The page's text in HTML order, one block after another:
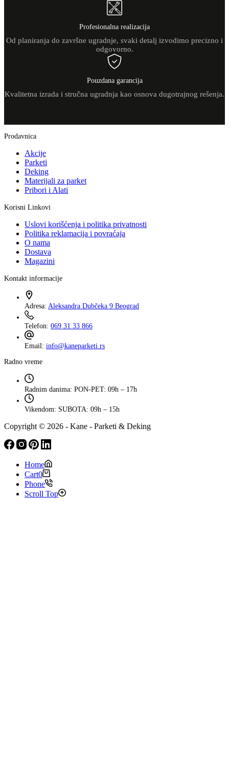
Profesionalna realizacija
Od planiranja do završne ugradnje, svaki detalj izvodimo precizno i
odgovorno.
Pouzdana garancija
Kvalitetna izrada i stručna ugradnja kao osnova dugotrajnog rešenja.
Prodavnica
Akcije
Parketi
Deking
Materijali za parket
Pribori i Alati
Korisni Linkovi
Uslovi korišćenja i politika privatnosti
Politika reklamacija i povraćaja
O nama
Dostava
Magazini
Kontakt informacije
Adresa: Aleksandra Dubčeka 9 Beograd
Telefon: 069 31 33 866
Email: info@kaneparketi.rs
Radno vreme
Radnim danima: PON-PET: 09h – 17h
Vikendom: SUBOTA: 09h – 15h
Copyright © 2026 - Kane - Parketi & Deking
Home
Cart0
Phone
Scroll Top